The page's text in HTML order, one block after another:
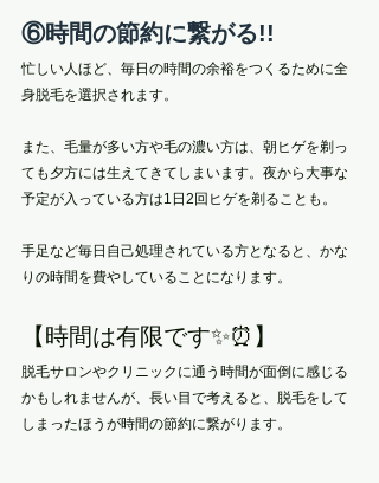
⑥時間の節約に繋がる!!
忙しい人ほど、毎日の時間の余裕をつくるために全
身脱毛を選択されます。
また、毛量が多い方や毛の濃い方は、朝ヒゲを剃っ
ても夕方には生えてきてしまいます。夜から大事な
予定が入っている方は1日2回ヒゲを剃ることも。
手足など毎日自己処理されている方となると、かな
りの時間を費やしていることになります。
【時間は有限です✨⏰】
脱毛サロンやクリニックに通う時間が面倒に感じる
かもしれませんが、長い目で考えると、脱毛をして
しまったほうが時間の節約に繋がります。